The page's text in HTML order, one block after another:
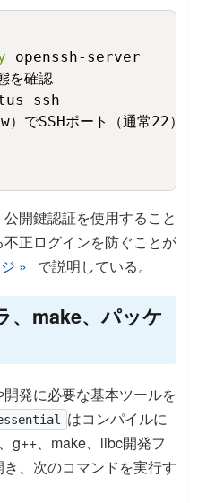
openssh-server
ssh
開鍵認証を使用すること
正ログインを防ぐことが
» で説明している。
、make、パッケ
発に必要な基本ツールを
はコンパイルに
g++、make、libc開発フ
、次のコマンドを実行す